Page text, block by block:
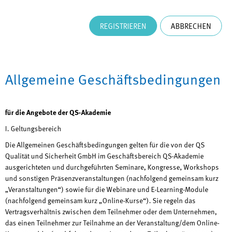
REGISTRIEREN ABBRECHEN
Allgemeine Geschäftsbedingungen
für die Angebote der QS-Akademie
I. Geltungsbereich
Die Allgemeinen Geschäftsbedingungen gelten für die von der QS
Qualität und Sicherheit GmbH im Geschäftsbereich QS-Akademie
ausgerichteten und durchgeführten Seminare, Kongresse, Workshops
und sonstigen Präsenzveranstaltungen (nachfolgend gemeinsam kurz
„Veranstaltungen“) sowie für die Webinare und E-Learning-Module
(nachfolgend gemeinsam kurz „Online-Kurse“). Sie regeln das
Vertragsverhältnis zwischen dem Teilnehmer oder dem Unternehmen,
das einen Teilnehmer zur Teilnahme an der Veranstaltung/dem Online-